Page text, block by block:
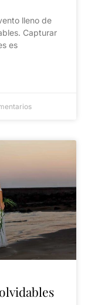
lleno de
Capturar
es